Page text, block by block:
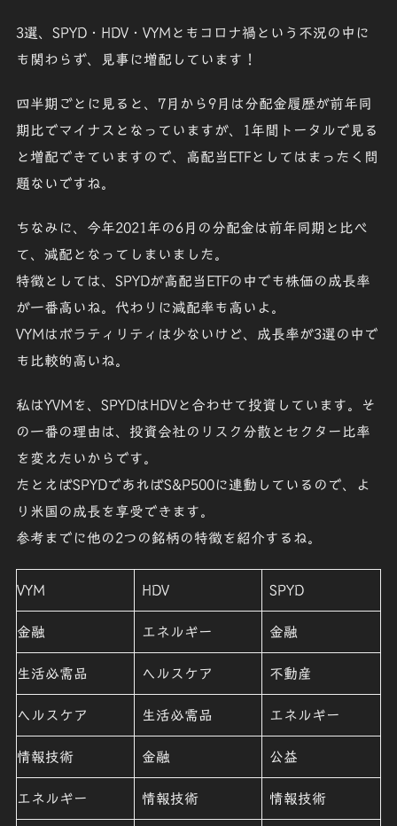
3選、SPYD・HDV・VYMともコロナ禍という不況の中に
も関わらず、見事に増配しています！
四半期ごとに見ると、7月から9月は分配金履歴が前年同
期比でマイナスとなっていますが、1年間トータルで見る
と増配できていますので、高配当ETFとしてはまったく問
題ないですね。
ちなみに、今年2021年の6月の分配金は前年同期と比べ
て、減配となってしまいました。
特徴としては、SPYDが高配当ETFの中でも株価の成長率
が一番高いね。代わりに減配率も高いよ。
VYMはボラティリティは少ないけど、成長率が3選の中で
も比較的高いね。
私はYVMを、SPYDはHDVと合わせて投資しています。そ
の一番の理由は、投資会社のリスク分散とセクター比率
を変えたいからです。
たとえばSPYDであればS&P500に連動しているので、よ
り米国の成長を享受できます。
参考までに他の2つの銘柄の特徴を紹介するね。
VYM HDV SPYD
金融 エネルギー 金融
生活必需品 ヘルスケア 不動産
ヘルスケア 生活必需品 エネルギー
情報技術 金融 公益
エネルギー 情報技術 情報技術